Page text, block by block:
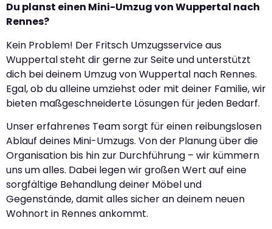
Du planst einen Mini-Umzug von Wuppertal nach
Rennes?
Kein Problem! Der Fritsch Umzugsservice aus
Wuppertal steht dir gerne zur Seite und unterstützt
dich bei deinem Umzug von Wuppertal nach Rennes.
Egal, ob du alleine umziehst oder mit deiner Familie, wir
bieten maßgeschneiderte Lösungen für jeden Bedarf.
Unser erfahrenes Team sorgt für einen reibungslosen
Ablauf deines Mini-Umzugs. Von der Planung über die
Organisation bis hin zur Durchführung – wir kümmern
uns um alles. Dabei legen wir großen Wert auf eine
sorgfältige Behandlung deiner Möbel und
Gegenstände, damit alles sicher an deinem neuen
Wohnort in Rennes ankommt.